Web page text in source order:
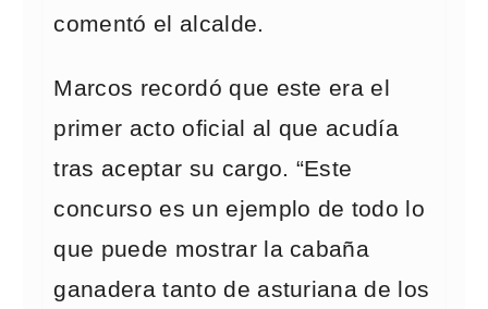
comentó el alcalde.
Marcos recordó que este era el
primer acto oficial al que acudía
tras aceptar su cargo. “Este
concurso es un ejemplo de todo lo
que puede mostrar la cabaña
ganadera tanto de asturiana de los